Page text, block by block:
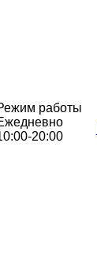
работы
20:00